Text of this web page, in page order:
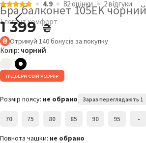
4.9 82 оцiнки 2 відгуки
Бра балконет 105EK чорний
Елегант комфорт
1 399 ₴
Отримуй 140бонусів за покупку
Колір: чорний
ПІДБЕРИ СВІЙ РОЗМІР
Розмір поясу: не обрано Зараз переглядають 1
70 75 80 85 90 95 -
Повнота чашки: не обрано